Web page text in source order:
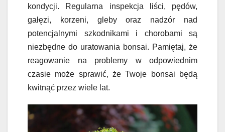
kondycji. Regularna inspekcja liści, pędów,
gałęzi, korzeni, gleby oraz nadzór nad
potencjalnymi szkodnikami i chorobami są
niezbędne do uratowania bonsai. Pamiętaj, że
reagowanie na problemy w odpowiednim
czasie może sprawić, że Twoje bonsai będą
kwitnąć przez wiele lat.